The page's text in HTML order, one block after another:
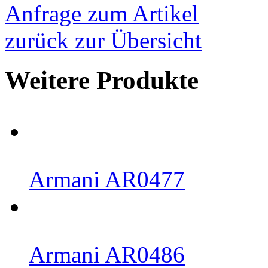
Anfrage zum Artikel
zurück zur Übersicht
Weitere Produkte
Armani AR0477
Armani AR0486